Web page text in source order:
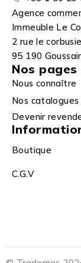
Agence
Immeuble Le
2 rue le
95 190
Nos pages
Nous connaître
Nos catalogues
Devenir
Boutique
C.G.V